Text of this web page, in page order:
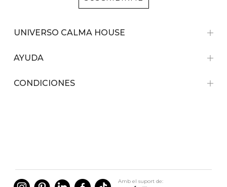
UNIVERSO CALMA HOUSE
AYUDA
CONDICIONES
Amb el suport de: